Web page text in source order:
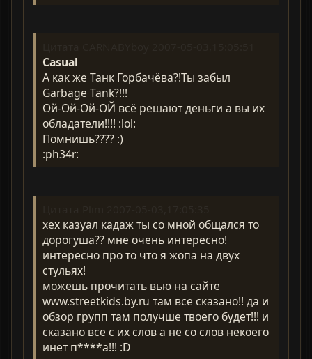
Casual
А как же Танк Горбачёва?!Ты забыл
Garbage Tank?!!!
Ой-Ой-Ой-ОЙ всё решают деньги а вы их
обладатели!!!! :lol:
Помнишь???? :)
:ph34r:
хех казуал кадаж ты со мной общался то
дорогуша?? мне очень интересно!
интересно про то что я жопа на двух
стульях!
можешь прочитать вью на сайте
www.streetkids.by.ru там все сказано!! да и
обзор групп там получше твоего будет!!! и
сказано все с их слов а не со слов некоего
инет п****а!!! :D